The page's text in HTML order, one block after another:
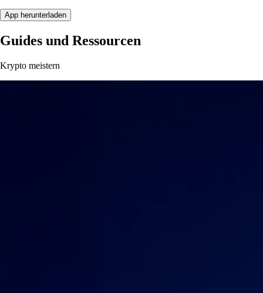
App herunterladen
Guides und Ressourcen
Krypto meistern